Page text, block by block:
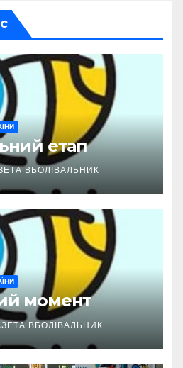
етап
ВБОЛІВАЛЬНИК
момент
ВБОЛІВАЛЬНИК